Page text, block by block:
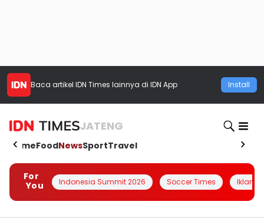
Baca artikel IDN Times lainnya di IDN App Install
JATENG
HomeFoodNewsSportTravel
For
You
Indonesia Summit 2026 Soccer Times Iklanin